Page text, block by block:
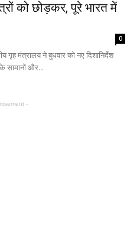
को छोड़कर, पूरे भारत में
0
गृह मंत्रालय ने बुधवार को नए दिशानिर्देश
सामानों और...
-